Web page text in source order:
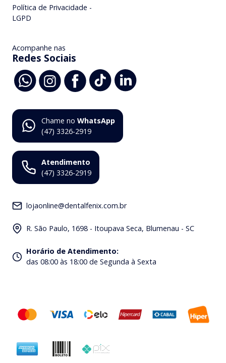
Política de Privacidade -
LGPD
Acompanhe nas
Redes Sociais
Chame no WhatsApp
(47) 3326-2919
Atendimento
(47) 3326-2919
lojaonline@dentalfenix.com.br
R. São Paulo, 1698 - Itoupava Seca, Blumenau - SC
Horário de Atendimento:
das 08:00 às 18:00 de Segunda à Sexta